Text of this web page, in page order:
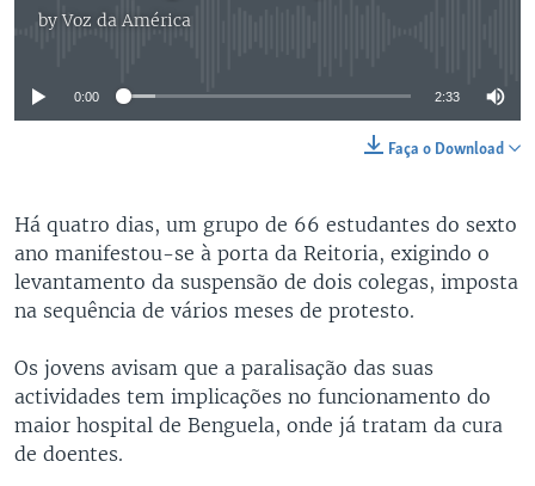
byVoz da América
No media source currently available
0:00 2:33
Faça o Download
Há quatro dias, um grupo de 66 estudantes do sexto
ano manifestou-se à porta da Reitoria, exigindo o
levantamento da suspensão de dois colegas, imposta
na sequência de vários meses de protesto.
Os jovens avisam que a paralisação das suas
actividades tem implicações no funcionamento do
maior hospital de Benguela, onde já tratam da cura
de doentes.